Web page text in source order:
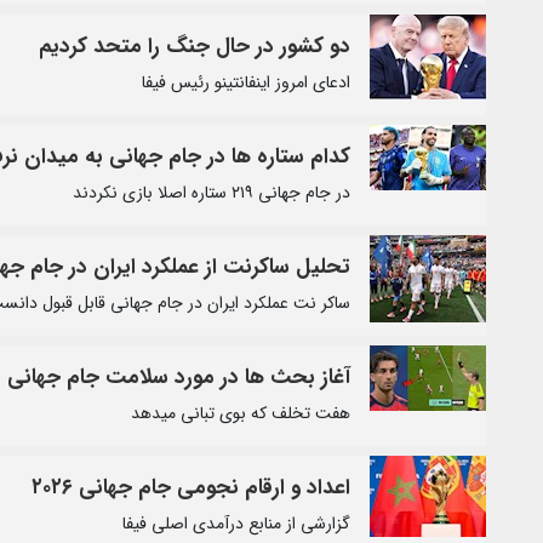
دو کشور در حال جنگ را متحد کردیم
ادعای امروز اینفانتینو رئیس فیفا
کدام ستاره ها در جام جهانی به میدان
در جام جهانی ۲۱۹ ستاره اصلا بازی نکردند
تحلیل ساکرنت از عملکرد ایران در جام
ساکر نت عملکرد ایران در جام جهانی قابل قبول
آغاز بحث ها در مورد سلامت جام جهانی
هفت تخلف که بوی تبانی میدهد
اعداد و ارقام نجومی جام جهانی ۲۰۲۶
گزارشی از منابع درآمدی اصلی فیفا